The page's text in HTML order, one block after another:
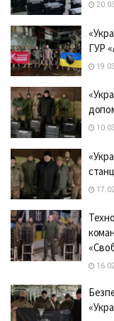
ГУР